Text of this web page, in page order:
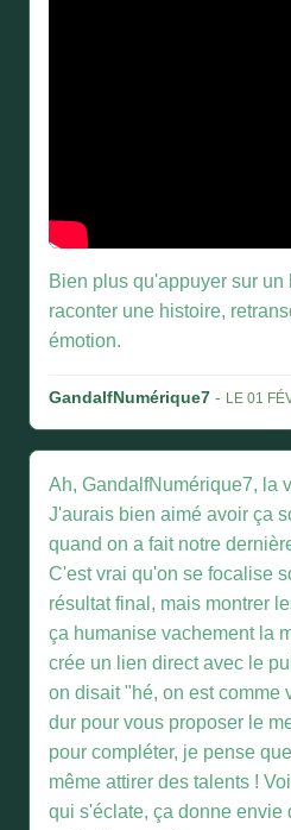
Bien plus qu'appuyer sur un
raconter une histoire,
émotion.
GandalfNumérique7 - LE 01
Ah, GandalfNumérique7, la
J'aurais bien aimé avoir ça
quand on a fait notre
C'est vrai qu'on se focalise
résultat final, mais montrer
ça humanise vachement la
crée un lien direct avec le
on disait "hé, on est comme
dur pour vous proposer le
pour compléter, je pense
même attirer des talents !
qui s'éclate, ça donne envie